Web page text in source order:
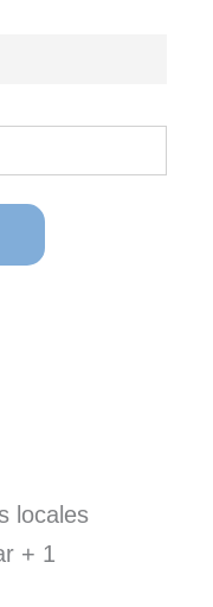
locales
+ 1